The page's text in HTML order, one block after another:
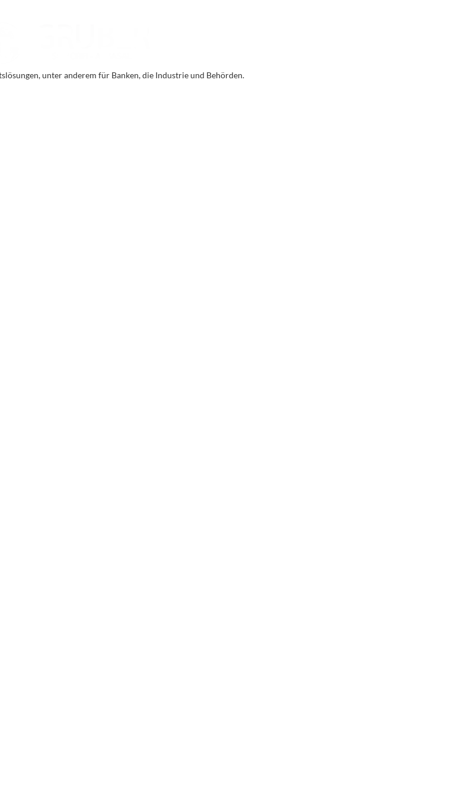
unter anderem für Banken, die Industrie und Behörden.